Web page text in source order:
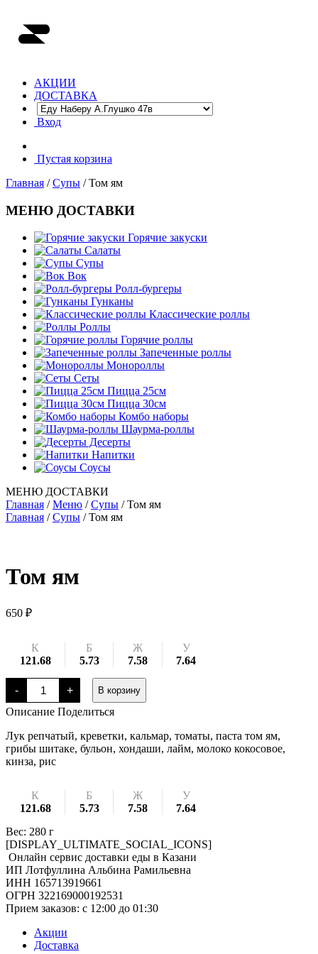
АКЦИИ
ДОСТАВКА
Вход
Пустая корзина
Главная /Супы / Том ям
МЕНЮ ДОСТАВКИ
Горячие закуски
Салаты
Супы
Вок
Ролл-бургеры
Гунканы
Классические роллы
Роллы
Горячие роллы
Запеченные роллы
Монороллы
Сеты
Пицца 25см
Пицца 30см
Комбо наборы
Шаурма-роллы
Десерты
Напитки
Соусы
МЕНЮ ДОСТАВКИ
Главная /Меню /Супы /Том ям
Главная /Супы / Том ям
Том ям
650 ₽
К
121.68
Б
5.73
Ж
7.58
У
7.64
-
Количество
товара
Том
ям
+ В корзину
Описание Поделиться
Лук репчатый, креветки, кальмар, томаты, паста том ям,
грибы шитаке, бульон, хондаши, лайм, молоко кокосовое,
кинза, рис
К
121.68
Б
5.73
Ж
7.58
У
7.64
Вес: 280 г
[DISPLAY_ULTIMATE_SOCIAL_ICONS]
Онлайн сервис доставки еды в Казани
ИП Лотфуллина Альбина Рамильевна
ИНН 165713919661
ОГРН 322169000192531
Прием заказов: c 12:00 до 01:30
Акции
Доставка